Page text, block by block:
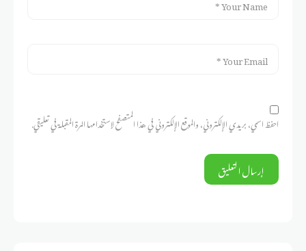
احفظ اسمي، بريدي الإلكتروني، والموقع الإلكتروني في هذا المتصفح لاستخدامها المرة المقبلة في تعليقي.